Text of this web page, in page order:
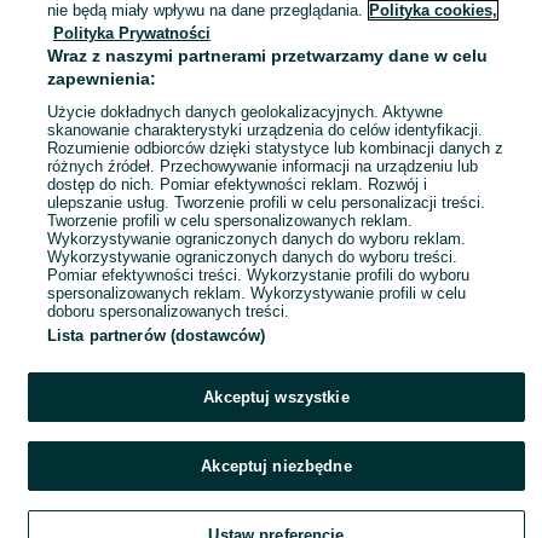
Wielokolorowy
Pozostałe
Bluzka elegancka
15 zł
19,03 zł z Pakietem Ochronnym
Łódź, Bałuty
13 lipca 2026
XXL / 44 Biały
Poliester
nie będą miały wpływu na dane przeglądania. Polityka cookies,
Polityka Prywatności
Wraz z naszymi partnerami przetwarzamy dane w celu
zapewnienia:
Użycie dokładnych danych geolokalizacyjnych. Aktywne
skanowanie charakterystyki urządzenia do celów identyfikacji.
Rozumienie odbiorców dzięki statystyce lub kombinacji danych z
różnych źródeł. Przechowywanie informacji na urządzeniu lub
dostęp do nich. Pomiar efektywności reklam. Rozwój i
ulepszanie usług. Tworzenie profili w celu personalizacji treści.
Tworzenie profili w celu spersonalizowanych reklam.
Wykorzystywanie ograniczonych danych do wyboru reklam.
Wykorzystywanie ograniczonych danych do wyboru treści.
Pomiar efektywności treści. Wykorzystanie profili do wyboru
spersonalizowanych reklam. Wykorzystywanie profili w celu
doboru spersonalizowanych treści.
Lista partnerów (dostawców)
Akceptuj wszystkie
Akceptuj niezbędne